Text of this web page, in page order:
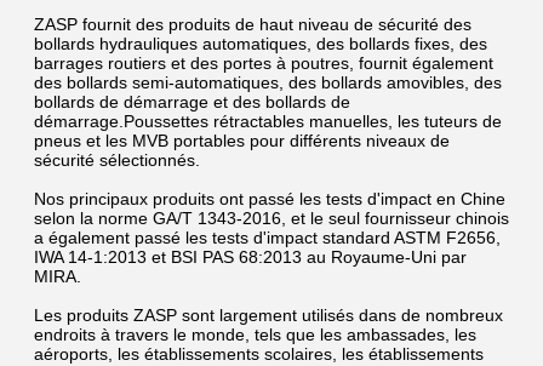
ZASP fournit des produits de haut niveau de sécurité des
bollards hydrauliques automatiques, des bollards fixes, des
barrages routiers et des portes à poutres, fournit également
des bollards semi-automatiques, des bollards amovibles, des
bollards de démarrage et des bollards de
démarrage.Poussettes rétractables manuelles, les tuteurs de
pneus et les MVB portables pour différents niveaux de
sécurité sélectionnés.
Nos principaux produits ont passé les tests d'impact en Chine
selon la norme GA/T 1343-2016, et le seul fournisseur chinois
a également passé les tests d'impact standard ASTM F2656,
IWA 14-1:2013 et BSI PAS 68:2013 au Royaume-Uni par
MIRA.
Les produits ZASP sont largement utilisés dans de nombreux
endroits à travers le monde, tels que les ambassades, les
aéroports, les établissements scolaires, les établissements